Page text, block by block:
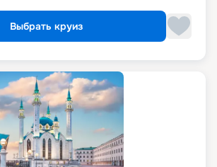
Выбрать круиз